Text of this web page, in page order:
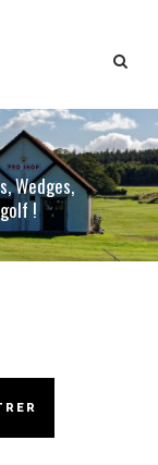
Wedges,
!